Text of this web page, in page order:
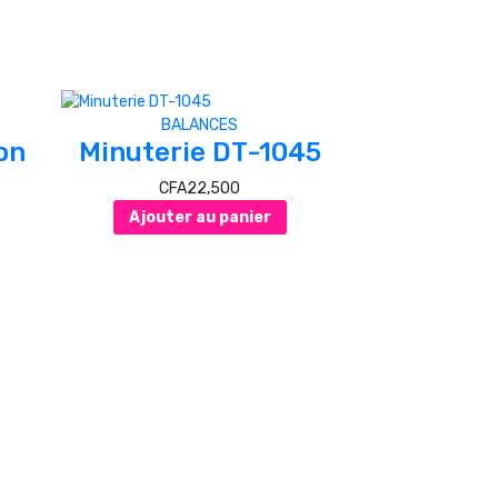
BALANCES
Minuterie DT-1045
CFA22,500
Ajouter au panier